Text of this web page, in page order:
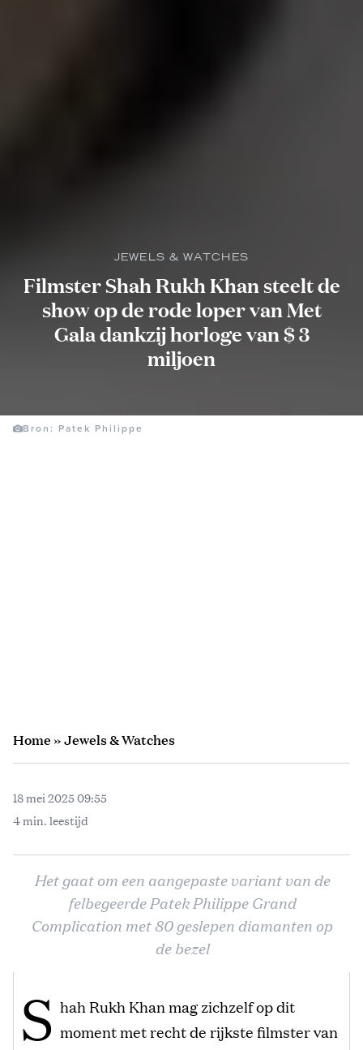
JEWELS & WATCHES
Filmster Shah Rukh Khan steelt de
show op de rode loper van Met
Gala dankzij horloge van $ 3
miljoen
Bron: Patek Philippe
Home»Jewels & Watches
18 mei 2025 09:55
4 min. leestijd
Het gaat om een aangepaste variant van de
felbegeerde Patek Philippe Grand
Complication met 80 geslepen diamanten op
de bezel
S hah Rukh Khan mag zichzelf op dit
moment met recht de rijkste filmster van